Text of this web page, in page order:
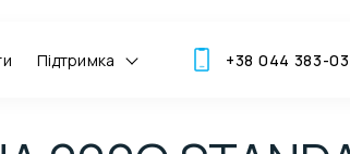
Підтримка +38 044 383-